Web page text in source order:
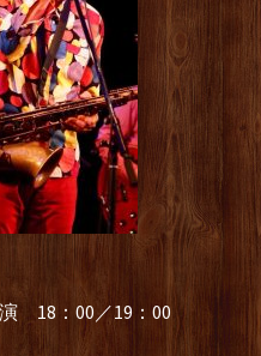
18：00／19：00